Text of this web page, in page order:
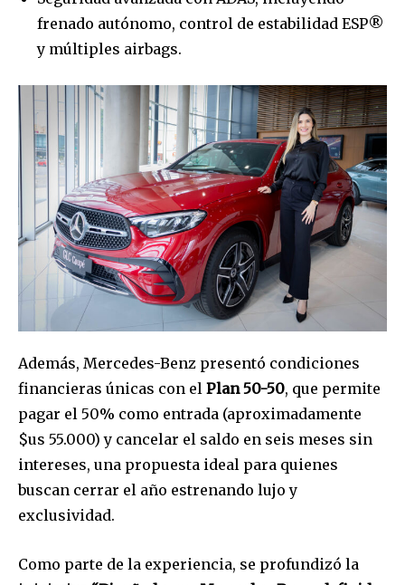
frenado autónomo, control de estabilidad ESP®
y múltiples airbags.
Además, Mercedes-Benz presentó condiciones
financieras únicas con el Plan 50-50, que permite
pagar el 50% como entrada (aproximadamente
$us 55.000) y cancelar el saldo en seis meses sin
intereses, una propuesta ideal para quienes
buscan cerrar el año estrenando lujo y
exclusividad.
Como parte de la experiencia, se profundizó la